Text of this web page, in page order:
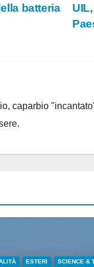
batteria
caparbio
ESTERI SCIENCE &